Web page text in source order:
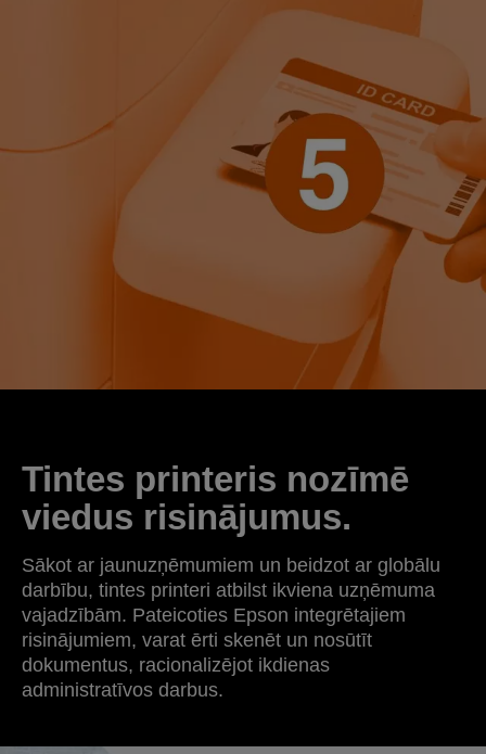
Tintes printeris nozīmē
viedus risinājumus.
Sākot ar jaunuzņēmumiem un beidzot ar globālu
darbību, tintes printeri atbilst ikviena uzņēmuma
vajadzībām. Pateicoties Epson integrētajiem
risinājumiem, varat ērti skenēt un nosūtīt
dokumentus, racionalizējot ikdienas
administratīvos darbus.